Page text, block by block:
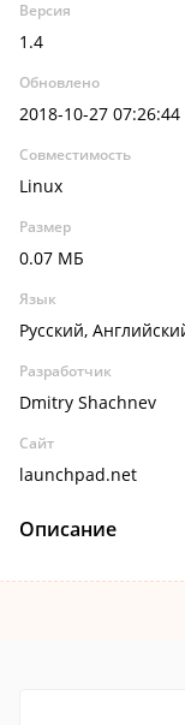
Версия
1.4
Обновлено
2018-10-27 07:26:44
Совместимость
Linux
Размер
0.07 МБ
Язык
Русский,
Разработчик
Dmitry Shachnev
Сайт
launchpad.net
Описание